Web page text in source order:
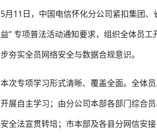
5月11日，中国电信怀化分公司紧扣集团
益” 专项普法活动通知要求，组织全体员
步夯实全员网络安全与数据合规意识。
本次专项学习形式清晰、覆盖全面。全体
开展自主学习；由分公司本部各部门综合
安全法宣贯转培；市本部及各县分网信安